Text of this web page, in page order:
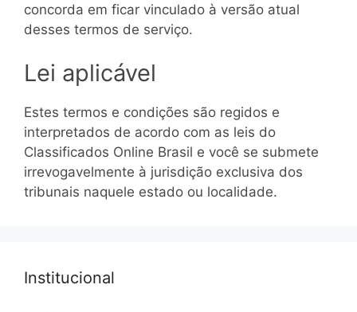
concorda em ficar vinculado à versão atual
desses termos de serviço.
Lei aplicável
Estes termos e condições são regidos e
interpretados de acordo com as leis do
Classificados Online Brasil e você se submete
irrevogavelmente à jurisdição exclusiva dos
tribunais naquele estado ou localidade.
Institucional